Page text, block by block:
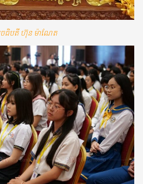
ចធិបតី ហ៊ុន ម៉ាណែត